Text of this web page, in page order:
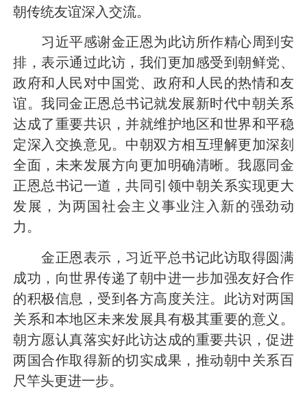
朝传统友谊深入交流。
习近平感谢金正恩为此访所作精心周到安
排，表示通过此访，我们更加感受到朝鲜党、
政府和人民对中国党、政府和人民的热情和友
谊。我同金正恩总书记就发展新时代中朝关系
达成了重要共识，并就维护地区和世界和平稳
定深入交换意见。中朝双方相互理解更加深刻
全面，未来发展方向更加明确清晰。我愿同金
正恩总书记一道，共同引领中朝关系实现更大
发展，为两国社会主义事业注入新的强劲动
力。
金正恩表示，习近平总书记此访取得圆满
成功，向世界传递了朝中进一步加强友好合作
的积极信息，受到各方高度关注。此访对两国
关系和本地区未来发展具有极其重要的意义。
朝方愿认真落实好此访达成的重要共识，促进
两国合作取得新的切实成果，推动朝中关系百
尺竿头更进一步。